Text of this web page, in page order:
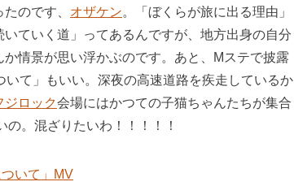
のです、 オザケン。「ぼくらが旅に出る理由」
ていく道」ってあるんですが、地方出身の自分
情景が思い浮かぶのです。あと、Mステで披露
いて」もいい。深夜の高速道路を疾走しているか
ジロック会場にはかつての子猫ちゃんたちが集合
。混ざりたいわ！！！！！
いて」MV